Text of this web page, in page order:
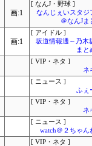
画:1
[ なんJ・野球 ]
なんじぇいスタジ
＠なんJま
画:1
[ アイドル ]
坂道情報通～乃木
まと
[ VIP・ネタ ]
ネ
[ ニュース ]
ふぇ
[ VIP・ネタ ]
ネ
[ ニュース ]
watch＠２ちゃん
[ VIP・ネタ ]